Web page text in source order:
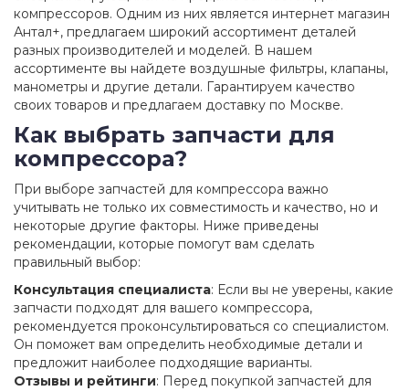
компрессоров. Одним из них является интернет магазин
Антал+, предлагаем широкий ассортимент деталей
разных производителей и моделей. В нашем
ассортименте вы найдете воздушные фильтры, клапаны,
манометры и другие детали. Гарантируем качество
своих товаров и предлагаем доставку по Москве.
Как выбрать запчасти для
компрессора?
При выборе запчастей для компрессора важно
учитывать не только их совместимость и качество, но и
некоторые другие факторы. Ниже приведены
рекомендации, которые помогут вам сделать
правильный выбор:
Консультация специалиста: Если вы не уверены, какие
запчасти подходят для вашего компрессора,
рекомендуется проконсультироваться со специалистом.
Он поможет вам определить необходимые детали и
предложит наиболее подходящие варианты.
Отзывы и рейтинги: Перед покупкой запчастей для